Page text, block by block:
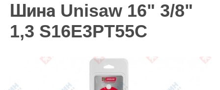
Шина Unisaw 16" 3/8"
1,3 S16E3PT55C